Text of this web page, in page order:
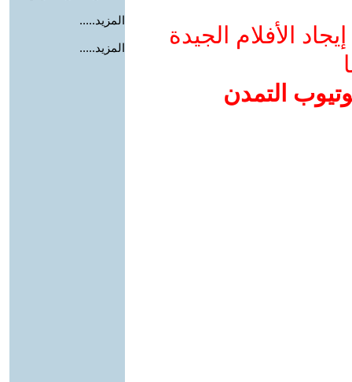
الأفلام الجيدة
التمدن
المزيد.....
المزيد.....